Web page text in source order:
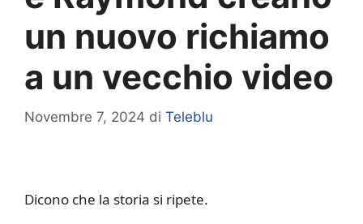
un nuovo richiamo
a un vecchio video
Novembre 7, 2024 di Teleblu
Dicono che la storia si ripete.